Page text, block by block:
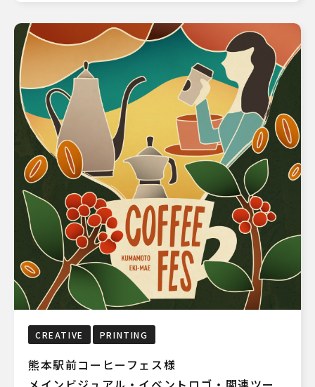
CREATIVE PRINTING
熊本駅前コーヒーフェス様